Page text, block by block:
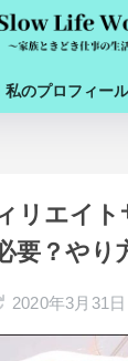
私のプロフィール
リエイ
要？やり
2020年3月31日